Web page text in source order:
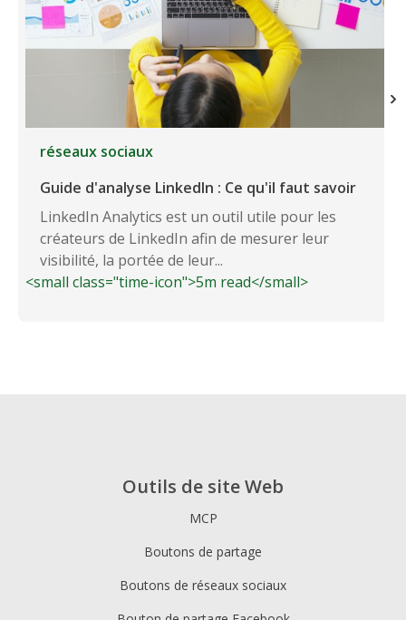
réseaux sociaux
Guide d'analyse LinkedIn : Ce qu'il faut savoir
LinkedIn Analytics est un outil utile pour les
créateurs de LinkedIn afin de mesurer leur
visibilité, la portée de leur...
<small class="time-icon">5m read</small>
Outils de site Web
MCP
Boutons de partage
Boutons de réseaux sociaux